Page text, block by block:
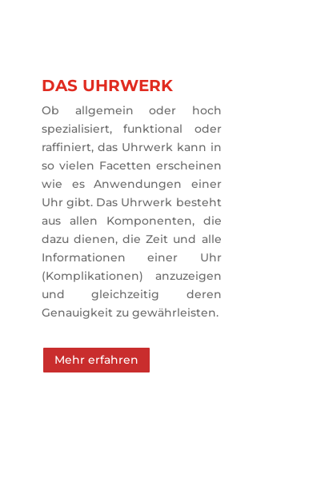
DAS UHRWERK
Ob allgemein oder hoch
spezialisiert, funktional oder
raffiniert, das Uhrwerk kann in
so vielen Facetten erscheinen
wie es Anwendungen einer
Uhr gibt. Das Uhrwerk besteht
aus allen Komponenten, die
dazu dienen, die Zeit und alle
Informationen einer Uhr
(Komplikationen) anzuzeigen
und gleichzeitig deren
Genauigkeit zu gewährleisten.
Mehr erfahren